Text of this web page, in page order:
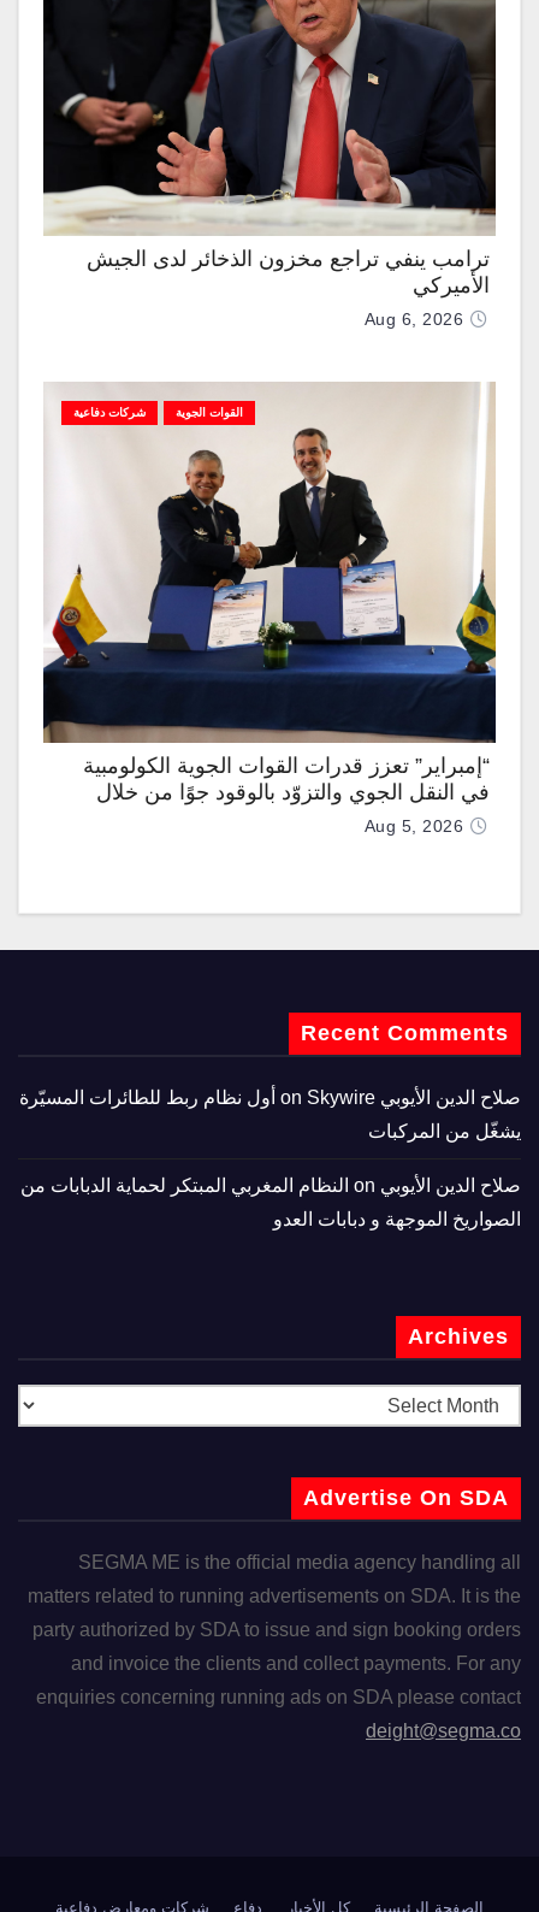
ترامب ينفي تراجع مخزون الذخائر لدى الجيش
الأميركي
Aug 6, 2026
القوات الجوية شركات دفاعية
“إمبراير” تعزز قدرات القوات الجوية الكولومبية
في النقل الجوي والتزوّد بالوقود جوًا من خلال
تزويدها بطائرتي “كيه سي-390 ميلينيوم”
Aug 5, 2026
Recent Comments
صلاح الدين الأيوبي
Skywire أول نظام ربط للطائرات المسيّرة
يشغّل من المركبات
صلاح الدين الأيوبي
النظام المغربي المبتكر لحماية الدبابات من
الصواريخ الموجهة و دبابات العدو
Archives
Advertise On SDA
SEGMA ME is the official media agency handling all
matters related to running advertisements on SDA. It is the
party authorized by SDA to issue and sign booking orders
and invoice the clients and collect payments. For any
enquiries concerning running ads on SDA please contact
deight@segma.co
الصفحة الرئيسية كل الأخبار دفاع شركات ومعارض دفاعية